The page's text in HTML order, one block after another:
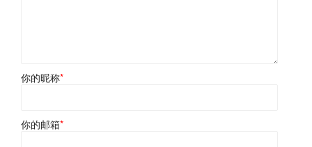
你的昵称*
你的邮箱*